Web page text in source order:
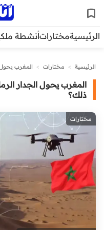
الرئيسيةمختاراتأنشطة
الرئيسية > مختارات >
المغرب
المغرب يحول الجدار
ذلك؟
مختارات